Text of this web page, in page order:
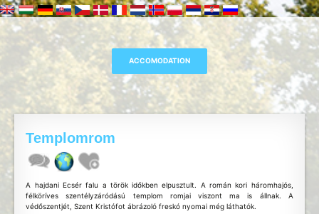
Templomrom
A hajdani Ecsér falu a török időkben elpusztult. A román kori háromhajós,
félköríves szentélyzáródású templom romjai viszont ma is állnak. A
védőszentjét, Szent Kristófot ábrázoló freskó nyomai még láthatók.